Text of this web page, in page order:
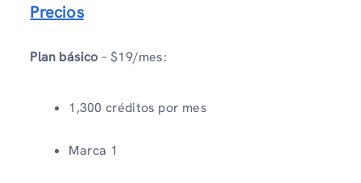
Precios
Plan básico – $19/mes:
1,300 créditos por mes
Marca 1